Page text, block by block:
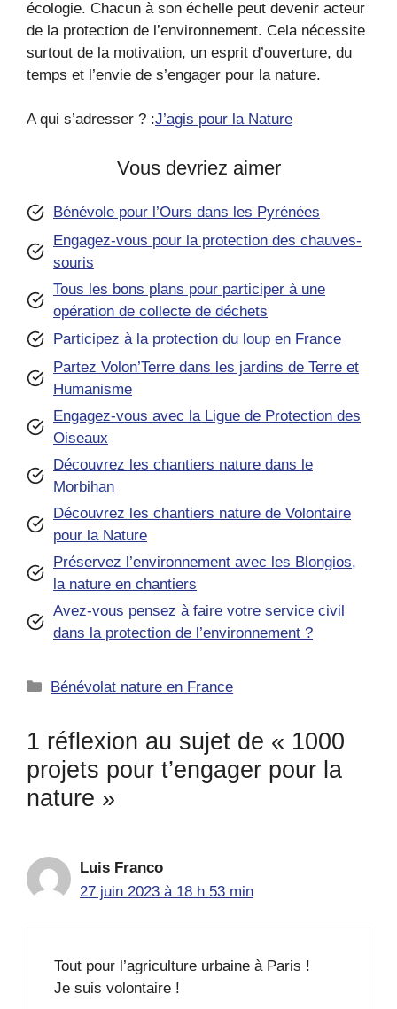
écologie. Chacun à son échelle peut devenir acteur
de la protection de l’environnement. Cela nécessite
surtout de la motivation, un esprit d’ouverture, du
temps et l’envie de s’engager pour la nature.
A qui s’adresser ? :J’agis pour la Nature
Vous devriez aimer
Bénévole pour l’Ours dans les Pyrénées
Engagez-vous pour la protection des chauves-
souris
Tous les bons plans pour participer à une
opération de collecte de déchets
Participez à la protection du loup en France
Partez Volon’Terre dans les jardins de Terre et
Humanisme
Engagez-vous avec la Ligue de Protection des
Oiseaux
Découvrez les chantiers nature dans le
Morbihan
Découvrez les chantiers nature de Volontaire
pour la Nature
Préservez l’environnement avec les Blongios,
la nature en chantiers
Avez-vous pensez à faire votre service civil
dans la protection de l’environnement ?
Catégories
Bénévolat nature en France
1 réflexion au sujet de « 1000
projets pour t’engager pour la
nature »
Luis Franco
27 juin 2023 à 18 h 53 min
Tout pour l’agriculture urbaine à Paris !
Je suis volontaire !